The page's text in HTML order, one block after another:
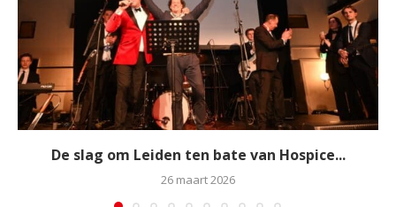
De slag om Leiden ten bate van Hospice...
26 maart 2026